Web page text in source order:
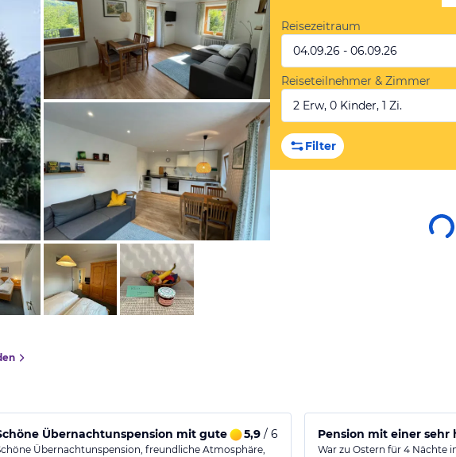
von Booking.com
von Booking.com
Reisezeitraum
04.09.26 - 06.09.26
Reiseteilnehmer & Zimmer
2 Erw, 0 Kinder, 1 Zi.
Filter
Übernachtunspension mit gutem Frühstück in
5,9/ 6
Übernachtunspension, freundliche Atmosphäre,
Pension mit einer sehr
War zu Ostern für 4 Nächte